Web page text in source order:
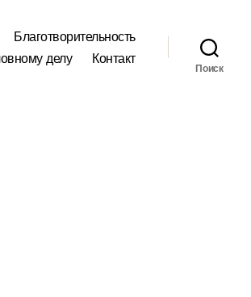
Благотворительность
делу
Контакт
Поиск